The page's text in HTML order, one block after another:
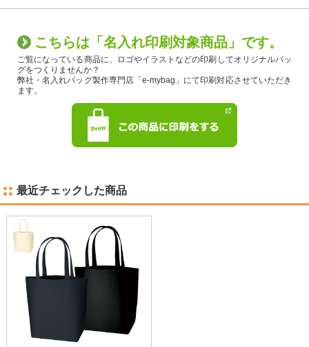
こちらは「名入れ印刷対象商品」です。
ご覧になっている商品に、ロゴやイラストなどの印刷してオリジナルバッ
グをつくりませんか？
弊社・名入れバッグ製作専門店「e-mybag」にて印刷対応させていただき
ます。
最近チェックした商品